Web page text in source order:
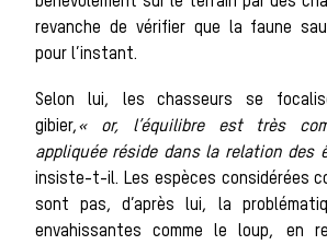
animal
revanche de vérifier que la faune
pour l’instant.
Selon lui, les chasseurs se
gibier,« or, l’équilibre est très
appliquée réside dans la relation des
insiste-t-il. Les espèces considérées
sont pas, d’après lui, la
envahissantes comme le loup, en